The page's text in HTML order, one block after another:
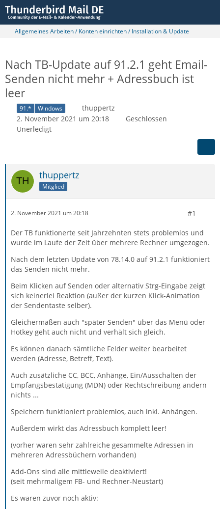
Allgemeines Arbeiten / Konten einrichten / Installation & Update
Nach TB-Update auf 91.2.1 geht Email-
Senden nicht mehr + Adressbuch ist
leer
91.* Windows
thuppertz
2. November 2021 um 20:18
Geschlossen
Unerledigt
thuppertz
Mitglied
2. November 2021 um 20:18 #1
Der TB funktionerte seit Jahrzehnten stets problemlos und
wurde im Laufe der Zeit über mehrere Rechner umgezogen.
Nach dem letzten Update von 78.14.0 auf 91.2.1 funktioniert
das Senden nicht mehr.
Beim Klicken auf Senden oder alternativ Strg-Eingabe zeigt
sich keinerlei Reaktion (außer der kurzen Klick-Animation
der Sendentaste selber).
Gleichermaßen auch "später Senden" über das Menü oder
Hotkey geht auch nicht und verhält sich gleich.
Es können danach sämtliche Felder weiter bearbeitet
werden (Adresse, Betreff, Text).
Auch zusätzliche CC, BCC, Anhänge, Ein/Ausschalten der
Empfangsbestätigung (MDN) oder Rechtschreibung ändern
nichts ...
Speichern funktioniert problemlos, auch inkl. Anhängen.
Außerdem wirkt das Adressbuch komplett leer!
(vorher waren sehr zahlreiche gesammelte Adressen in
mehreren Adressbüchern vorhanden)
Add-Ons sind alle mittleweile deaktiviert!
(seit mehrmaligem FB- und Rechner-Neustart)
Es waren zuvor noch aktiv: